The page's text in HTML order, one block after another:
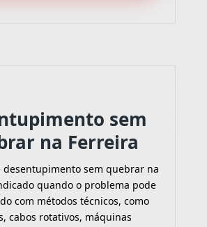
sem
na Ferreira
desentupimento sem quebrar na
quando o problema pode
com métodos técnicos, como
cabos rotativos, máquinas